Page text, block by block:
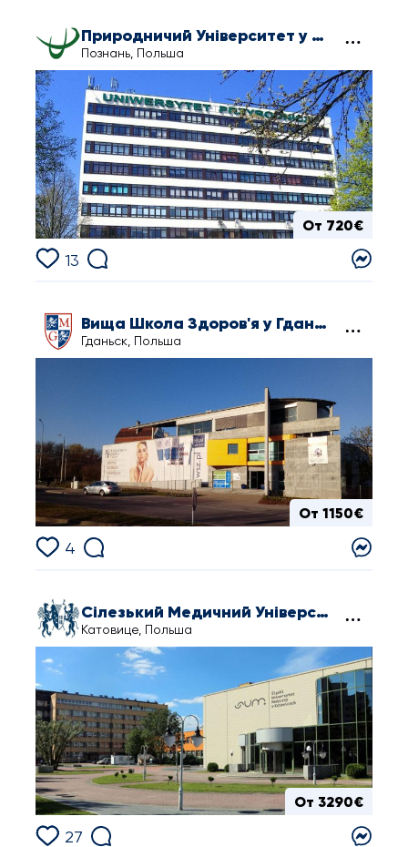
Природничий Університет у Познані
Познань, Польша
От 720€
13
Вища Школа Здоров'я у Гданьску
Гданьск, Польша
От 1150€
4
Сілезький Медичний Університет у Катовіце
Катовице, Польша
От 3290€
27